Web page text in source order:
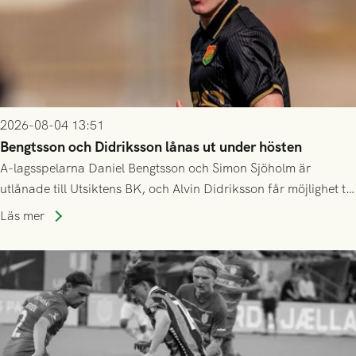
2026-08-04 13:51
Bengtsson och Didriksson lånas ut under hösten
A-lagsspelarna Daniel Bengtsson och Simon Sjöholm är
utlånade till Utsiktens BK, och Alvin Didriksson får möjlighet till
speltid i Hestrafors genom föreningssamarbete.
Läs mer